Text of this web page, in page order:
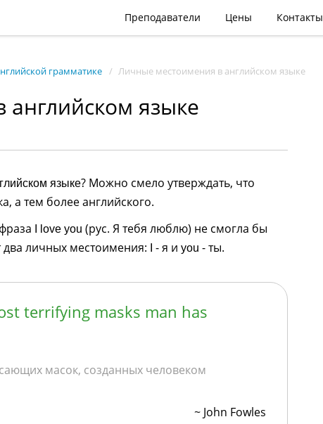
Преподаватели Цены Контакты
грамматике Личные местоимения в английском языке
языке
языке? Можно смело утверждать, что
а тем более английского.
I love you (рус. Я тебя люблю) не смогла бы
два личных местоимения: - я и you - ты.
terrifying masks man has
масок, созданных человеком
~ John Fowles